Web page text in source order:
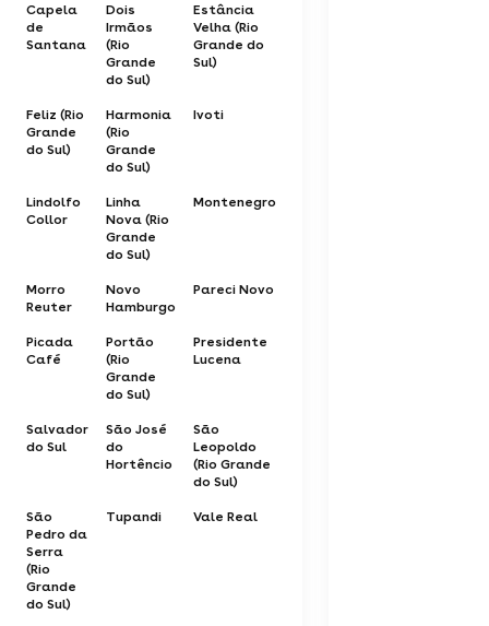
Capela
de
Santana
Dois
Irmãos
(Rio
Grande
do Sul)
Estância
Velha (Rio
Grande do
Sul)
Feliz (Rio
Grande
do Sul)
Harmonia
(Rio
Grande
do Sul)
Ivoti
Lindolfo
Collor
Linha
Nova (Rio
Grande
do Sul)
Montenegro
Morro
Reuter
Novo
Hamburgo
Pareci Novo
Picada
Café
Portão
(Rio
Grande
do Sul)
Presidente
Lucena
Salvador
do Sul
São José
do
Hortêncio
São
Leopoldo
(Rio Grande
do Sul)
São
Pedro da
Serra
(Rio
Grande
do Sul)
Tupandi Vale Real